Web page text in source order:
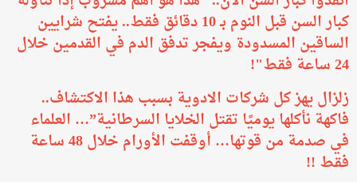
كبار السن قبل النوم بـ 10 دقائق فقط.. يفتح شرايين
الساقين المسدودة ويفجر تدفق الدم في القدمين خلال
24 ساعة فقط"!
زلزال يهز كل شركات الادوية بسبب هذا الاكتشاف..
فاكهة نأكلها يوميًا تقتل الخلايا السرطانية”… العلماء
في صدمة من قوتها… أوقفت الأورام خلال 48 ساعة
فقط !!